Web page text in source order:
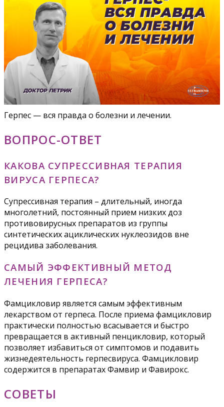
Герпес — вся правда о болезни и лечении.
ВОПРОС-ОТВЕТ
КАКОВА СУПРЕССИВНАЯ ТЕРАПИЯ
ВИРУСА ГЕРПЕСА?
Супрессивная терапия – длительный, иногда
многолетний, постоянный прием низких доз
противовирусных препаратов из группы
синтетических ациклических нуклеозидов вне
рецидива заболевания.
САМЫЙ ЭФФЕКТИВНЫЙ МЕТОД
ЛЕЧЕНИЯ ГЕРПЕСА?
Фамцикловир является самым эффективным
лекарством от герпеса. После приема фамцикловир
практически полностью всасывается и быстро
превращается в активный пенцикловир, который
позволяет избавиться от симптомов и подавить
жизнедеятельность герпесвируса. Фамцикловир
содержится в препаратах Фамвир и Фавирокс.
СОВЕТЫ